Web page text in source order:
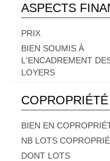
ASPECTS
PRIX
BIEN SOUMIS À
L'ENCADREMENT
LOYERS
COPROPRIÉTÉ
BIEN EN
NB LOTS
DONT LOTS